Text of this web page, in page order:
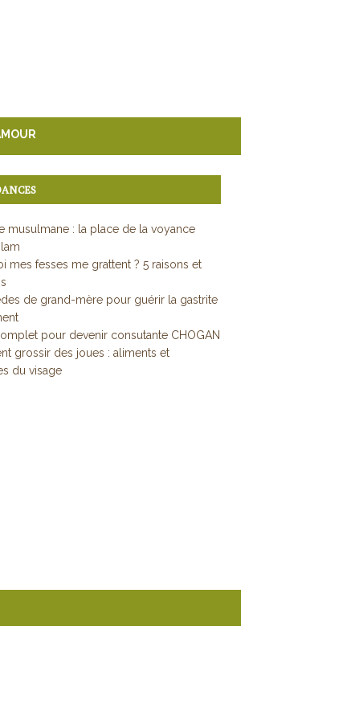
musulmane : la place de la voyance
mes fesses me grattent ? 5 raisons et
de grand-mère pour guérir la gastrite
pour devenir consutante CHOGAN
grossir des joues : aliments et
du visage